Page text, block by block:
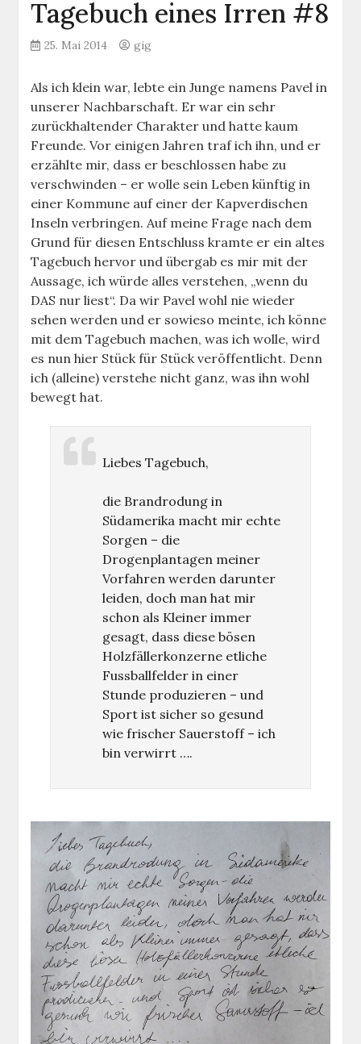
Tagebuch eines Irren #8
25. Mai 2014 gig
Als ich klein war, lebte ein Junge namens Pavel in
unserer Nachbarschaft. Er war ein sehr
zurückhaltender Charakter und hatte kaum
Freunde. Vor einigen Jahren traf ich ihn, und er
erzählte mir, dass er beschlossen habe zu
verschwinden – er wolle sein Leben künftig in
einer Kommune auf einer der Kapverdischen
Inseln verbringen. Auf meine Frage nach dem
Grund für diesen Entschluss kramte er ein altes
Tagebuch hervor und übergab es mir mit der
Aussage, ich würde alles verstehen, „wenn du
DAS nur liest“. Da wir Pavel wohl nie wieder
sehen werden und er sowieso meinte, ich könne
mit dem Tagebuch machen, was ich wolle, wird
es nun hier Stück für Stück veröffentlicht. Denn
ich (alleine) verstehe nicht ganz, was ihn wohl
bewegt hat.
Liebes Tagebuch,
die Brandrodung in
Südamerika macht mir echte
Sorgen – die
Drogenplantagen meiner
Vorfahren werden darunter
leiden, doch man hat mir
schon als Kleiner immer
gesagt, dass diese bösen
Holzfällerkonzerne etliche
Fussballfelder in einer
Stunde produzieren – und
Sport ist sicher so gesund
wie frischer Sauerstoff – ich
bin verwirrt ….